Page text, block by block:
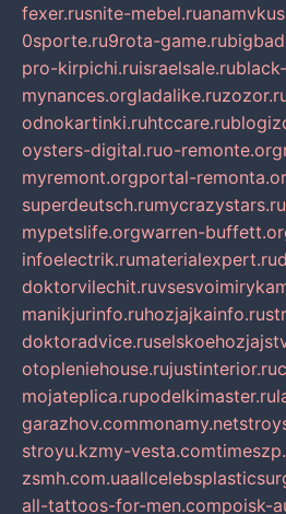
fexer.rusnite-mebel.ru
0sporte.ru9rota-game.ru
pro-kirpichi.ruisraelsale.ru
mynances.orgladalike.ru
odnokartinki.ruhtccare.ru
oysters-digital.ruo-remonte.org
myremont.orgportal-
superdeutsch.rumycrazystars.ru
mypetslife.orgwarren-
infoelectrik.rumaterialexpert.ru
doktorvilechit.ru
manikjurinfo.ruhozjajkainfo.ru
doktoradvice.ru
otopleniehouse.rujustinterior.ru
mojateplica.rupodelkimaster.ru
garazhov.commonamy.net
stroyu.kzmy-vesta.com
zsmh.com.ua
all-tattoos-for-men.compoisk-